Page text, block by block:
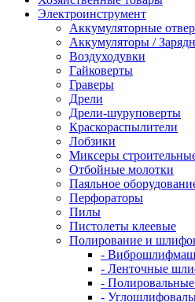
Электроинструмент
Аккумуляторные
Аккумуляторы /
Воздуходувки
Гайковерты
Граверы
Дрели
Дрели-шуруповерты
Краскораспылители
Лобзики
Миксеры
Отбойные молотки
Паяльное
Перфораторы
Пилы
Пистолеты клеевые
Полирование и
-
- Ленточные
-
-